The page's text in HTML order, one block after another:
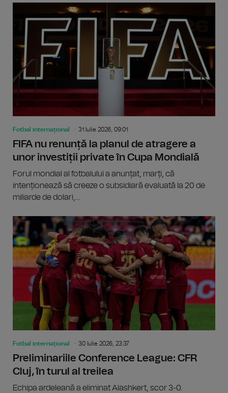
Fotbal internațional 31 Iulie 2026, 09:01
FIFA nu renunță la planul de atragere a
unor investiții private în Cupa Mondială
Forul mondial al fotbalului a anunțat, marți, că
intenționează să creeze o subsidiară evaluată la 20 de
miliarde de dolari,...
Fotbal internațional 30 Iulie 2026, 23:37
Preliminariile Conference League: CFR
Cluj, în turul al treilea
Echipa ardeleană a eliminat Alashkert, scor 3-0.